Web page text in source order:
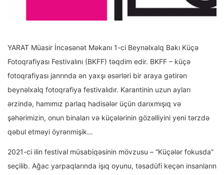
YARAT Müasir İncəsənət Məkanı 1-ci Beynəlxalq Bakı Küçə
Fotoqrafiyası Festivalını (BKFF) təqdim edir. BKFF – küçə
fotoqrafiyası janrında ən yaxşı əsərləri bir araya gətirən
beynəlxalq fotoqrafiya festivalıdır. Karantinin uzun ayları
ərzində, hamımız parlaq hadisələr üçün darıxmışıq və
şəhərimizin, onun binaları və küçələrinin gözəlliyini yeni tərzdə
qəbul etməyi öyrənmişik…
2021-ci ilin festival müsabiqəsinin mövzusu – “Küçələr fokusda”
seçilib. Ağac yarpaqlarında işıq oyunu, təsadüfi keçən insanların